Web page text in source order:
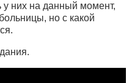
них на данный момент,
но с какой